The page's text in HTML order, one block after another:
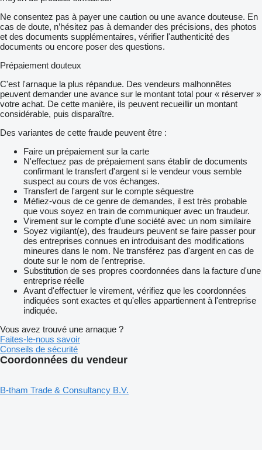
Ne consentez pas à payer une caution ou une avance douteuse. En
cas de doute, n’hésitez pas à demander des précisions, des photos
et des documents supplémentaires, vérifier l'authenticité des
documents ou encore poser des questions.
Prépaiement douteux
C'est l'arnaque la plus répandue. Des vendeurs malhonnêtes
peuvent demander une avance sur le montant total pour « réserver »
votre achat. De cette manière, ils peuvent recueillir un montant
considérable, puis disparaître.
Des variantes de cette fraude peuvent être :
Faire un prépaiement sur la carte
N'effectuez pas de prépaiement sans établir de documents
confirmant le transfert d'argent si le vendeur vous semble
suspect au cours de vos échanges.
Transfert de l'argent sur le compte séquestre
Méfiez-vous de ce genre de demandes, il est très probable
que vous soyez en train de communiquer avec un fraudeur.
Virement sur le compte d'une société avec un nom similaire
Soyez vigilant(e), des fraudeurs peuvent se faire passer pour
des entreprises connues en introduisant des modifications
mineures dans le nom. Ne transférez pas d'argent en cas de
doute sur le nom de l'entreprise.
Substitution de ses propres coordonnées dans la facture d'une
entreprise réelle
Avant d'effectuer le virement, vérifiez que les coordonnées
indiquées sont exactes et qu'elles appartiennent à l'entreprise
indiquée.
Vous avez trouvé une arnaque ?
Faites-le-nous savoir
Conseils de sécurité
Coordonnées du vendeur
B-tham Trade & Consultancy B.V.